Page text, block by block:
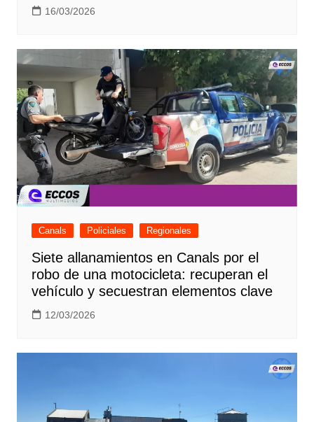
16/03/2026
Canals Policiales Regionales
Siete allanamientos en Canals por el
robo de una motocicleta: recuperan el
vehículo y secuestran elementos clave
12/03/2026